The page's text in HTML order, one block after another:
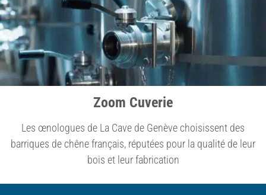
Zoom Cuverie
Les œnologues de La Cave de Genève choisissent des
barriques de chêne français, réputées pour la qualité de leur
bois et leur fabrication